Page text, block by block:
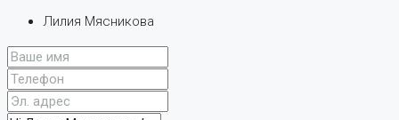
Лилия Мясникова